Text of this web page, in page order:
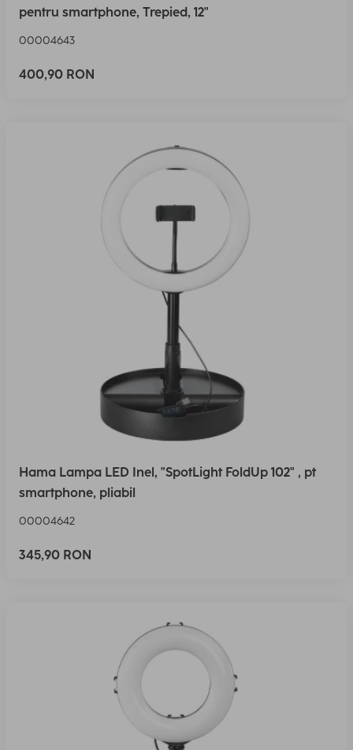
pentru smartphone, Trepied, 12"
00004643
400,90 RON
Hama Lampa LED Inel, "SpotLight FoldUp 102" , pt
smartphone, pliabil
00004642
345,90 RON